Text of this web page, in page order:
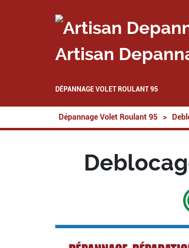
Artisan
DÉPANNAGE VOLET ROULANT 95
Dépannage Volet Roulant 95 >